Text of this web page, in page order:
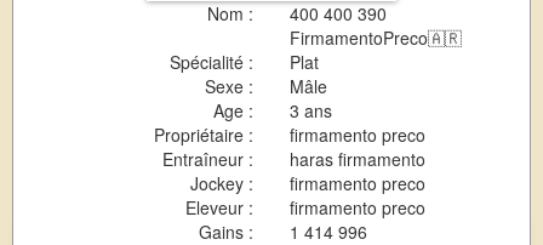
Nom :
400 400 390
FirmamentoPreco🇦🇷
Spécialité :
Plat
Sexe :
Mâle
Age :
3 ans
Propriétaire :
firmamento preco
Entraîneur :
haras firmamento
Jockey :
firmamento preco
Eleveur :
firmamento preco
Gains :
1 414 996